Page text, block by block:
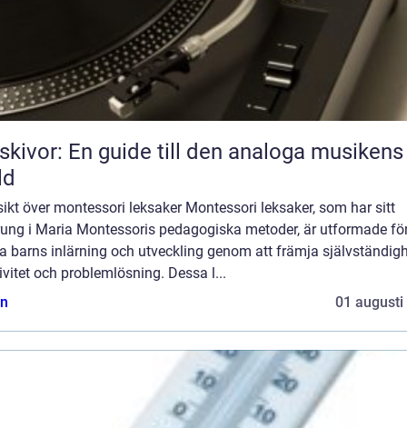
En guide till den analoga musikens
över montessori leksaker Montessori leksaker, som har sitt
i Maria Montessoris pedagogiska metoder, är utformade
barns inlärning och utveckling genom att främja
och problemlösning. Dessa l...
01 augusti